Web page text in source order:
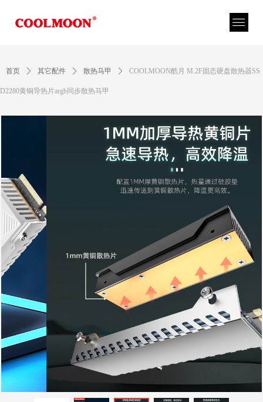
首页 ꄲ 其它配件 ꄲ 散热马甲 ꄲ COOLMOON酷月 M.2F固态硬盘散热器SS
D2280黄铜导热片argb同步散热马甲